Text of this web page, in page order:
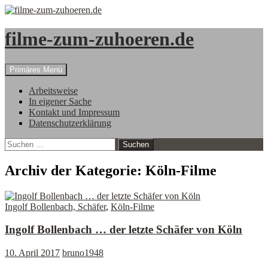
filme-zum-zuhoeren.de
Suchen
Primäres Menü
Inhalt
springen
Arbeitsweise
In eigener Sache
Kontakt und Impressum
Datenschutzerklärung
Suchen
nach:
Archiv der Kategorie: Köln-Filme
Ingolf Bollenbach, Schäfer, Köln-Filme
Ingolf Bollenbach … der letzte Schäfer von Köln
10. April 2017 bruno1948